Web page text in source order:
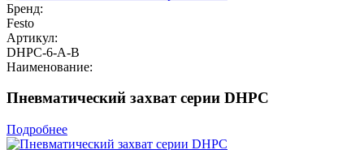
Бренд:
Festo
Артикул:
DHPC-6-A-B
Наименование:
Пневматический захват серии DHPC
Подробнее